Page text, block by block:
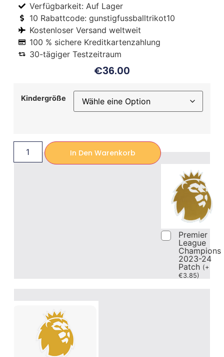
Verfügbarkeit: Auf Lager
10 Rabattcode: gunstigfussballtrikot10
Kostenloser Versand weltweit
100 % sichere Kreditkartenzahlung
30-tägiger Testzeitraum
€36.00
Kindergröße
In Den Warenkorb
Premier
League
Champions
2023-24
Patch (+
€3.85)